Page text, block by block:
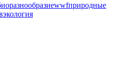
wwfприродные
экология